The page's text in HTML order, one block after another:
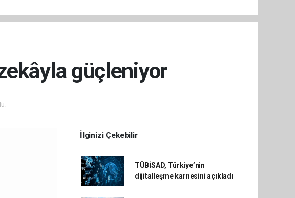
güçleniyor
İlginizi Çekebilir
TÜBİSAD, Türkiye’nin
dijitalleşme karnesini açıkladı